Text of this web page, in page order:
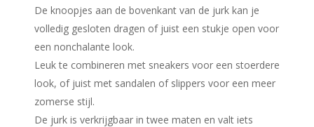
De knoopjes aan de bovenkant van de jurk kan je
volledig gesloten dragen of juist een stukje open voor
een nonchalante look.
Leuk te combineren met sneakers voor een stoerdere
look, of juist met sandalen of slippers voor een meer
zomerse stijl.
De jurk is verkrijgbaar in twee maten en valt iets